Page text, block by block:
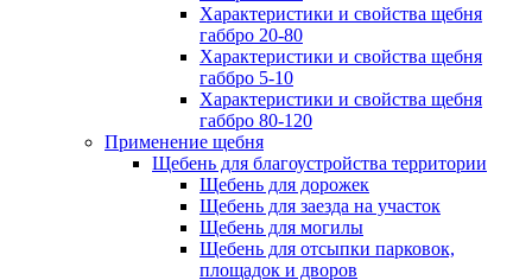
Характеристики и свойства щебня
габбро 20-80
Характеристики и свойства щебня
габбро 5-10
Характеристики и свойства щебня
габбро 80-120
Применение щебня
Щебень для благоустройства территории
Щебень для дорожек
Щебень для заезда на участок
Щебень для могилы
Щебень для отсыпки парковок,
площадок и дворов